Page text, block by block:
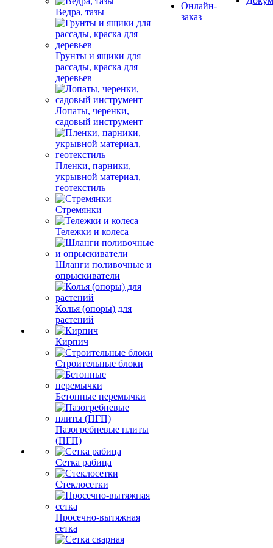
Ведра, тазы
Грунты и ящики для
рассады, краска для
деревьев
Лопаты, черенки,
садовый инструмент
Пленки, парники,
укрывной материал,
геотекстиль
Стремянки
Тележки и колеса
Шланги поливочные и
опрыскиватели
Колья (опоры) для
растений
Кирпич
Строительные блоки
Бетонные перемычки
Пазогребневые плиты
(ПГП)
Сетка рабица
Стеклосетки
Просечно-вытяжная
сетка
Онлайн-
заказ